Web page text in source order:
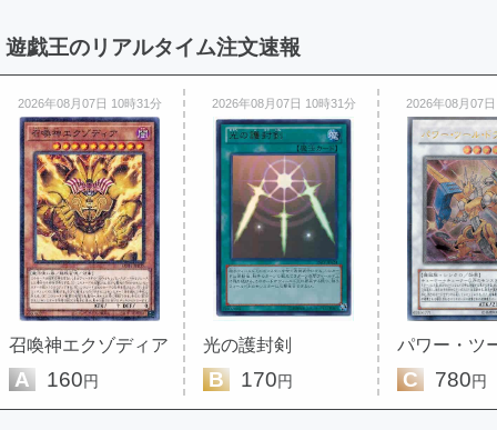
遊戯王のリアルタイム注文速報
2026年08月07日 10時31分
召喚神エクゾディア
A 160円
2026年08月07日 10時31分
光の護封剣
B 170円
2026年08月07
C 780円